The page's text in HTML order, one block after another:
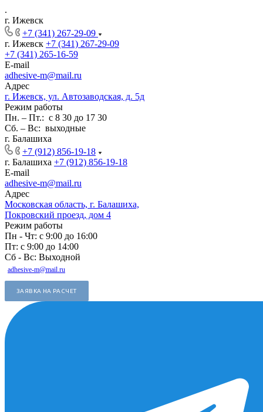
.
г. Ижевск
+7 (341) 267-29-09
г. Ижевск +7 (341) 267-29-09
+7 (341) 265-16-59
E-mail
adhesive-m@mail.ru
Адрес
г. Ижевск, ул. Автозаводская, д. 5д
Режим работы
Пн. – Пт.: с 8 30 до 17 30
Сб. – Вс: выходные
г. Балашиха
+7 (912) 856-19-18
г. Балашиха +7 (912) 856-19-18
E-mail
adhesive-m@mail.ru
Адрес
Московская область, г. Балашиха,
Покровский проезд, дом 4
Режим работы
Пн - Чт: с 9:00 до 16:00
Пт: с 9:00 до 14:00
Сб - Вс: Выходной
adhesive-m@mail.ru
ЗАЯВКА НА РАСЧЕТ